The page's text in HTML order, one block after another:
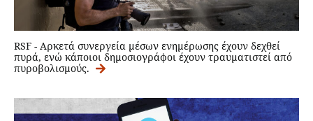
RSF - Aρκετά συνεργεία μέσων ενημέρωσης έχουν δεχθεί
πυρά, ενώ κάποιοι δημοσιογράφοι έχουν τραυματιστεί από
πυροβολισμούς.